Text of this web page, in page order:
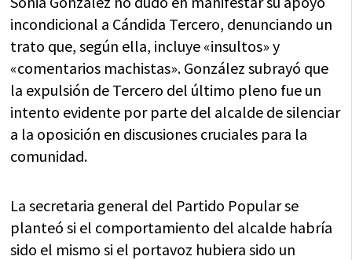
incondicional a Cándida Tercero, denunciando un
trato que, según ella, incluye «insultos» y
«comentarios machistas». González subrayó que
la expulsión de Tercero del último pleno fue un
intento evidente por parte del alcalde de silenciar
a la oposición en discusiones cruciales para la
comunidad.
La secretaria general del Partido Popular se
planteó si el comportamiento del alcalde habría
sido el mismo si el portavoz hubiera sido un